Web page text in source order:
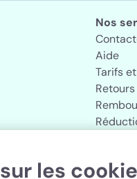
Nos
Aide
Tarifs
les